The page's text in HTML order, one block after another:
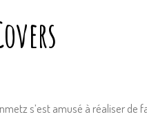
s’est amusé à réaliser de